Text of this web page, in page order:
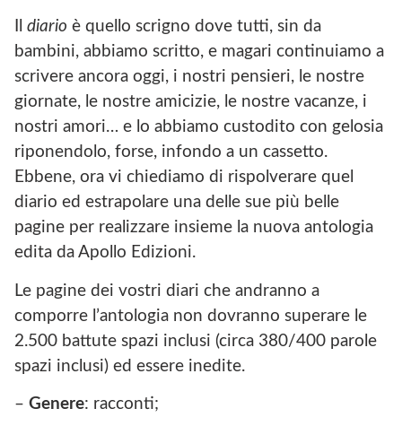
diario è quello scrigno dove tutti, sin da
bambini, abbiamo scritto, e magari continuiamo a
scrivere ancora oggi, i nostri pensieri, le nostre
giornate, le nostre amicizie, le nostre vacanze, i
nostri amori… e lo abbiamo custodito con gelosia
riponendolo, forse, infondo a un cassetto.
Ebbene, ora vi chiediamo di rispolverare quel
diario ed estrapolare una delle sue più belle
pagine per realizzare insieme la nuova antologia
edita da Apollo Edizioni.
Le pagine dei vostri diari che andranno a
comporre l’antologia non dovranno superare le
2.500 battute spazi inclusi (circa 380/400 parole
spazi inclusi) ed essere inedite.
– Genere: racconti;